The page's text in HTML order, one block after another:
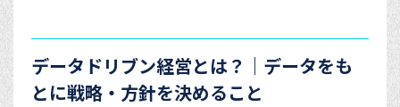
データドリブン経営とは？｜データをも
とに戦略・方針を決めること